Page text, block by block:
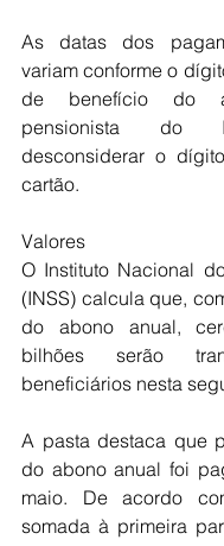
As datas dos
variam conforme o
de benefício do
pensionista do
desconsiderar o
cartão.
Valores
O Instituto Nacional
(INSS) calcula que,
do abono anual,
bilhões serão
beneficiários nesta
A pasta destaca que
do abono anual foi
maio. De acordo
somada à primeira